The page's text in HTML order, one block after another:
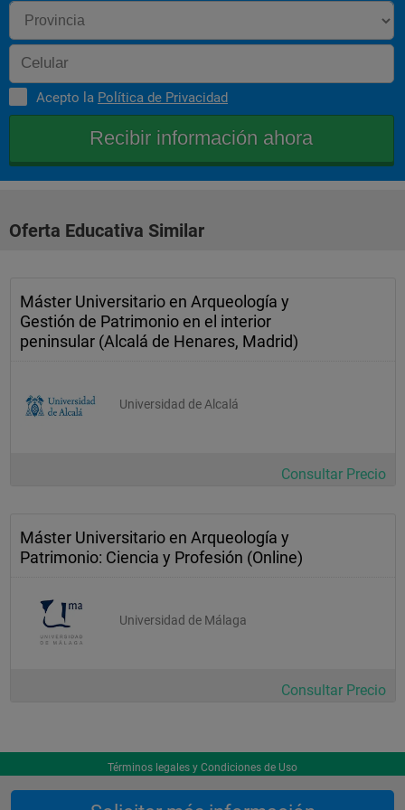
Acepto la Política de Privacidad
Oferta Educativa Similar
Máster Universitario en Arqueología y
Gestión de Patrimonio en el interior
peninsular (Alcalá de Henares, Madrid)
Universidad de Alcalá
Consultar Precio
Máster Universitario en Arqueología y
Patrimonio: Ciencia y Profesión (Online)
Universidad de Málaga
Consultar Precio
Términos legales y Condiciones de Uso